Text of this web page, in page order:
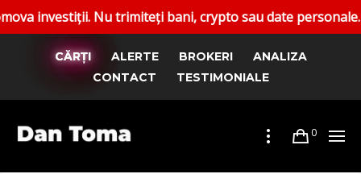
investiții. Nu trimiteți bani, crypto sau date
CĂRȚI ALERTE BROKERI
ANALIZA
CONTACT
TESTIMONIALE
0